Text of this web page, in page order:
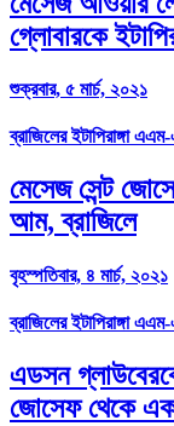
গ্লোবারকে
শুক্রবার, ৫ মার্চ, ২০২১
ব্রাজিলের ইটাপিরাঙ্গা
মেসেজ সেন্ট
আম, ব্রাজিলে
বৃহস্পতিবার, ৪ মার্চ, ২০২১
ব্রাজিলের ইটাপিরাঙ্গা
এডসন
জোসেফ থেকে